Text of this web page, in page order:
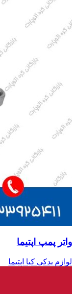
واتر پمپ اپتیما
لوازم یدکی کیا اپتیما